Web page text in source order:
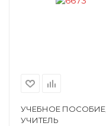
УЧЕБНОЕ ПОСОБИЕ,
УЧИТЕЛЬ